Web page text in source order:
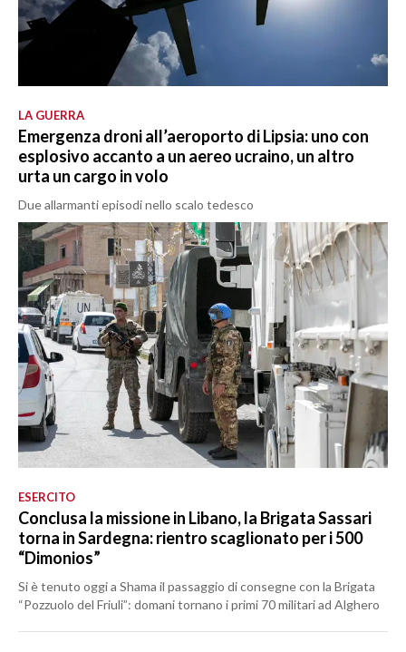
LA GUERRA
Emergenza droni all’aeroporto di Lipsia: uno con
esplosivo accanto a un aereo ucraino, un altro
urta un cargo in volo
Due allarmanti episodi nello scalo tedesco
ESERCITO
Conclusa la missione in Libano, la Brigata Sassari
torna in Sardegna: rientro scaglionato per i 500
“Dimonios”
Si è tenuto oggi a Shama il passaggio di consegne con la Brigata
“Pozzuolo del Friuli”: domani tornano i primi 70 militari ad Alghero